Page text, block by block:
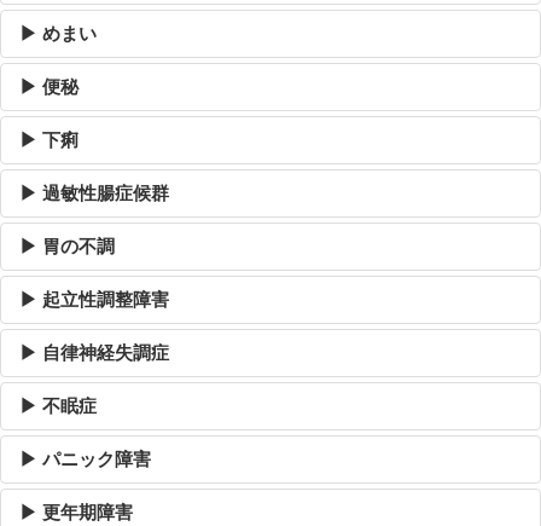
▶ めまい
▶ 便秘
▶ 下痢
▶ 過敏性腸症候群
▶ 胃の不調
▶ 起立性調整障害
▶ 自律神経失調症
▶ 不眠症
▶ パニック障害
▶ 更年期障害